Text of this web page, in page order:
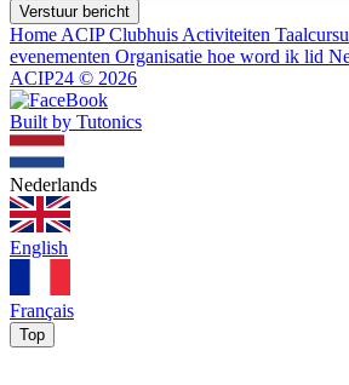
Verstuur bericht
Home ACIP Clubhuis Activiteiten
evenementen Organisatie hoe word ik lid
ACIP24 © 2026
Built by Tutonics
Nederlands
English
Français
Top